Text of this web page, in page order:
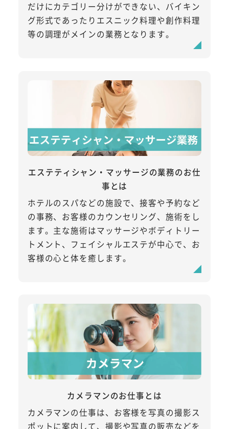
だけにカテゴリー分けができない、バイキン
グ形式であったりエスニック料理や創作料理
等の調理がメインの業務となります。
エステティシャン・マッサージの業務のお仕
事とは
ホテルのスパなどの施設で、接客や予約など
の事務、お客様のカウンセリング、施術をし
ます。主な施術はマッサージやボディトリー
トメント、フェイシャルエステが中心で、お
客様の心と体を癒します。
カメラマンのお仕事とは
カメラマンの仕事は、お客様を写真の撮影ス
ポットに案内して、撮影や写真の販売などを